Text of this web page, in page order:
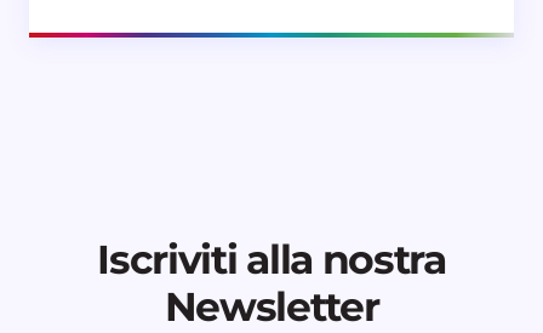
Iscriviti alla nostra
Newsletter